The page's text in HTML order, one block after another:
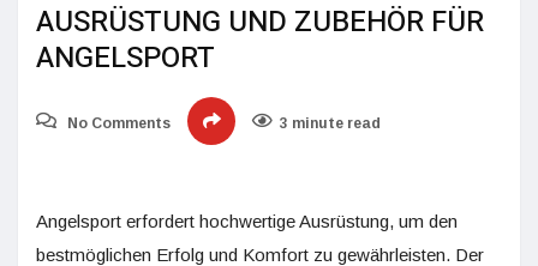
AUSRÜSTUNG UND ZUBEHÖR FÜR
ANGELSPORT
No Comments 3 minute read
Angelsport erfordert hochwertige Ausrüstung, um den
bestmöglichen Erfolg und Komfort zu gewährleisten. Der